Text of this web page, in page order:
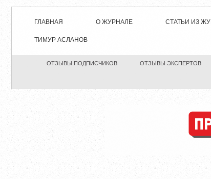
ГЛАВНАЯ О ЖУРНАЛЕ СТАТЬИ ИЗ
ТИМУР АСЛАНОВ
ОТЗЫВЫ ПОДПИСЧИКОВ ОТЗЫВЫ ЭКСПЕРТОВ